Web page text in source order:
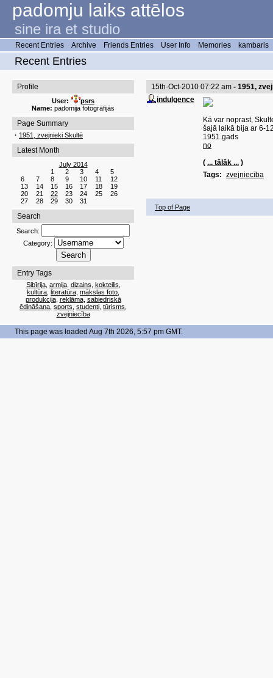
padomju laiks attēlos
sine ira et studio
Recent Entries Archive Friends Entries User Info Memories kambaris
Recent Entries
Profile
User:
psrs
Name: padomija fotogrāfijās
Page Summary
· 1951, zvejnieki Skultē
Latest Month
July 2014
1
2 3 4
5
6
7 8 9 10 11
12
13
14 15 16 17 18
19
20
21 22 23 24 25
26
27
28 29 30 31
Search
Search:
Category:
Entry Tags
Sibīrija, armija, dizains kokteilis
kultūra literatūra mākslas foto
produkcija, reklāma, sabiedriskā
ēdināšana sports studenti tūrisms
zvejniecība
15th-Oct-2010 07:22 am - 1951,
indulgence
Kā var noprast,
šajā laikā bija ar 6-
1951.gads
no
( ... tālāk ... )
Tags: zvejniecība
Top of Page
This page was loaded Aug 7th 2026, 5:57 pm GMT.